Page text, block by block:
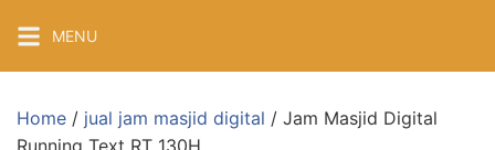
content
MENU
Home / jual jam masjid digital / Jam Masjid Digital
Running Text RT 130H